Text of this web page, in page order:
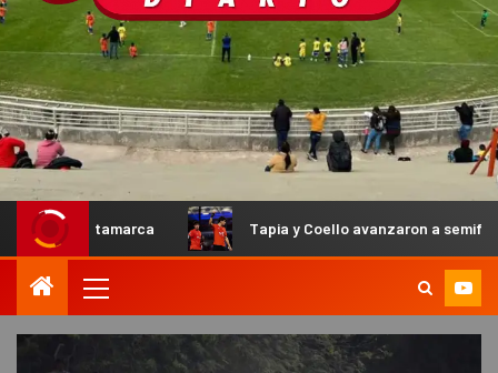
Tapia y Coello avanzaron a semifinales en el